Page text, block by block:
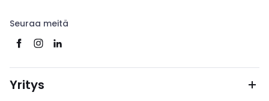
Seuraa meitä
Yritys